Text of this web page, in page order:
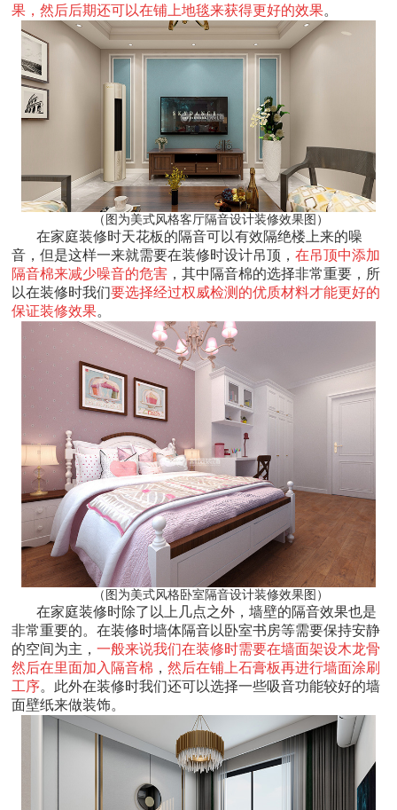
果，然后后期还可以在铺上地毯来获得更好的效果。
（图为美式风格客厅隔音设计装修效果图）
在家庭装修时天花板的隔音可以有效隔绝楼上来的噪
音，但是这样一来就需要在装修时设计吊顶，在吊顶中添加
隔音棉来减少噪音的危害 ，其中隔音棉的选择非常重要，所
以在装修时我们要选择经过权威检测的优质材料才能更好的
保证装修效果。
（图为美式风格卧室隔音设计装修效果图）
在家庭装修时除了以上几点之外，墙壁的隔音效果也是
非常重要的。在装修时墙体隔音以卧室书房等需要保持安静
的空间为主，一般来说我们在装修时需要在墙面架设木龙骨
然后在里面加入隔音棉 ，然后在铺上石膏板再进行墙面涂刷
工序。此外在装修时我们还可以选择一些吸音功能较好的墙
面壁纸来做装饰。